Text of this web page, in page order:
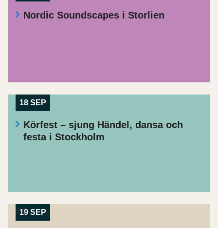
Nordic Soundscapes i Storlien
18 SEP
Körfest – sjung Händel, dansa och
festa i Stockholm
19 SEP